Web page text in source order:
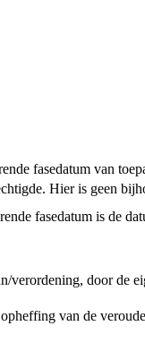
fasedatum van
Hier is geen
fasedatum is de
door de
van de